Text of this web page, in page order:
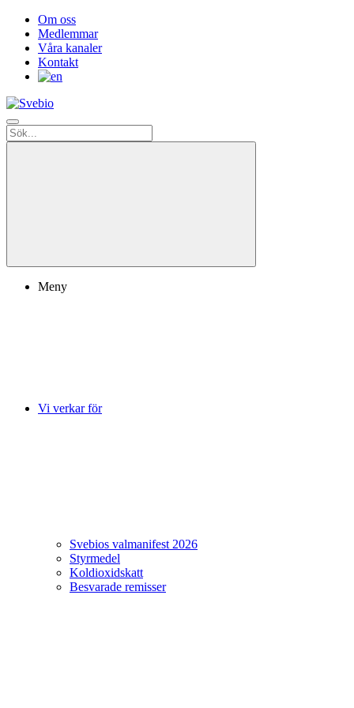
Om oss
Medlemmar
Våra kanaler
Kontakt
Meny
Vi verkar för
Svebios valmanifest 2026
Styrmedel
Koldioxidskatt
Besvarade remisser